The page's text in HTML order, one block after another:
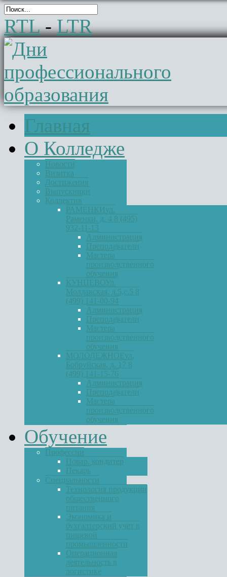
RTL-LTR
Главная
О Колледже
Новости
Визитка
Достижения
Выпускники
Коллектив
РАМЕНКИул.
Раменки, д. 4 8 (495)
932-11-13
Администрация
Преподаватели
Мастера
производственного
обучения
КУНЦЕВОУл.
Молдавская, д.5,с.5 8
(499) 141-00-94
Администрация
Преподаватели
Мастера
производственного
обучения
МОЛОДЕЖНОЕул.
Бобруйская, д. 17 8
(499) 141-15-76
Администрация
Преподаватели
Мастера
производственного
обучения
Обучение
Профессии
Повар, кондитер
Пекарь
Специальности
Технология продукции
общественного
питания
Экономика и
бухгалтерский учет в
пищевой
промышленности
Операционная
деятельность в
логистике